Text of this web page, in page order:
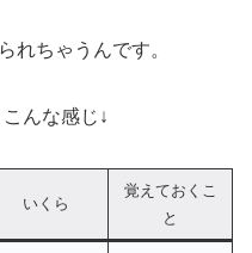
れちゃうんです。
んな感じ↓
いくら
覚えておくこ
と